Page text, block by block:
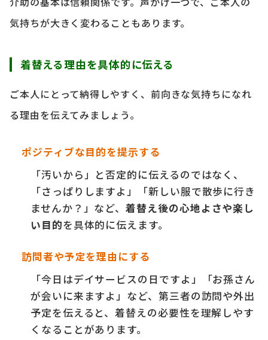
気持ちが大きく変わることもあります。
着替える理由を具体的に伝える
ご本人にとって納得しやすく、前向きな気持ちになれ
る理由を伝えてみましょう。
ポジティブな目的を提示する
「汚いから」と否定的に伝えるのではなく、
「さっぱりしますよ」「新しい服で散歩に行き
ませんか？」など、着替え後の心地よさや楽し
い目的を具体的に伝えます。
訪問者や予定を理由にする
「今日はデイサービスの日ですよ」「お孫さん
が会いに来ますよ」など、第三者の訪問や外出
予定を伝えると、着替えの必要性を理解しやす
くなることがあります。